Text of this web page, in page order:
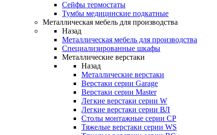
Сейфы термостаты
Тумбы медицинские подкатные
Металлическая мебель для производства
Назад
Металлическая мебель для производства
Cпециализированные шкафы
Металлические верстаки
Назад
Металлические верстаки
Верстаки серии Garage
Верстаки серии Master
Легкие верстаки серии W
Легкие верстаки серии ВЛ
Столы монтажные серии СР
Тяжелые верстаки серии WS